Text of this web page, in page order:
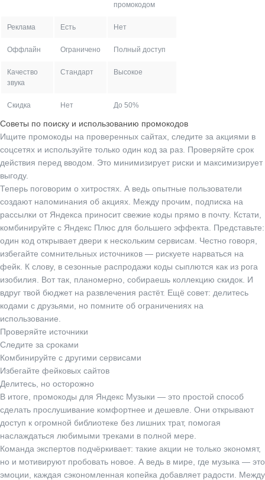
промокодом
Реклама Есть Нет
Оффлайн Ограничено Полный доступ
Качество
звука
Стандарт Высокое
Скидка Нет До 50%
Советы по поиску и использованию промокодов
Ищите промокоды на проверенных сайтах, следите за акциями в
соцсетях и используйте только один код за раз. Проверяйте срок
действия перед вводом. Это минимизирует риски и максимизирует
выгоду.
Теперь поговорим о хитростях. А ведь опытные пользователи
создают напоминания об акциях. Между прочим, подписка на
рассылки от Яндекса приносит свежие коды прямо в почту. Кстати,
комбинируйте с Яндекс Плюс для большего эффекта. Представьте:
один код открывает двери к нескольким сервисам. Честно говоря,
избегайте сомнительных источников — рискуете нарваться на
фейк. К слову, в сезонные распродажи коды сыплются как из рога
изобилия. Вот так, планомерно, собираешь коллекцию скидок. И
вдруг твой бюджет на развлечения растёт. Ещё совет: делитесь
кодами с друзьями, но помните об ограничениях на
использование.
Проверяйте источники
Следите за сроками
Комбинируйте с другими сервисами
Избегайте фейковых сайтов
Делитесь, но осторожно
В итоге, промокоды для Яндекс Музыки — это простой способ
сделать прослушивание комфортнее и дешевле. Они открывают
доступ к огромной библиотеке без лишних трат, помогая
наслаждаться любимыми треками в полной мере.
Команда экспертов подчёркивает: такие акции не только экономят,
но и мотивируют пробовать новое. А ведь в мире, где музыка — это
эмоции, каждая сэкономленная копейка добавляет радости. Между